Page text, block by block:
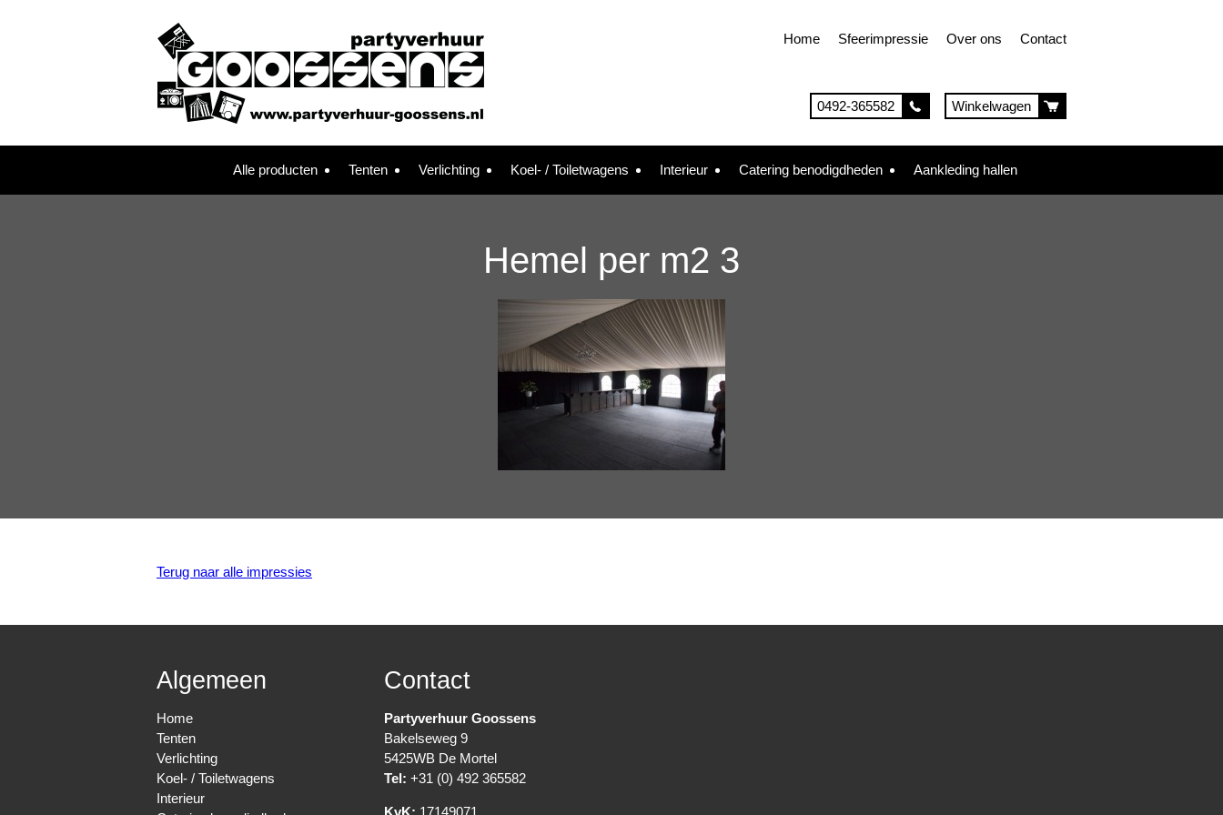
Home Sfeerimpressie Over ons Contact
0492-365582 Winkelwagen
Alle producten Tenten Verlichting Koel- / Toiletwagens Interieur Catering benodigdheden Aankleding hallen
Hemel per m2 3
Terug naar alle impressies
Algemeen
Home
Tenten
Verlichting
Koel- / Toiletwagens
Interieur
Contact
Partyverhuur Goossens
Bakelseweg 9
5425WB De Mortel
Tel: +31 (0) 492 365582
KvK: 17149071